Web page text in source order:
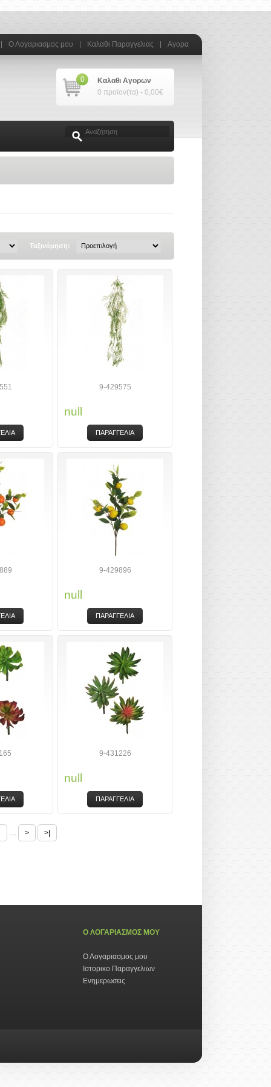
Ο Λογαριασμος μου Καλαθι Παραγγελιας Αγορα
Καλαθι Αγορων
0
0 προϊον(τα) - 0,00€
Ταξινόμηση:
9-429575
null
ΠΑΡΑΓΓΕΛΙΑ
9-429896
null
ΠΑΡΑΓΓΕΛΙΑ
9-431226
null
ΠΑΡΑΓΓΕΛΙΑ
.... > >|
Ο ΛΟΓΑΡΙΑΣΜΟΣ ΜΟΥ
Ο Λογαριασμος μου
Ιστορικο Παραγγελιων
Ενημερωσεις